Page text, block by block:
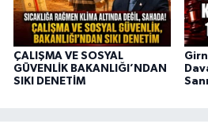
ÇALIŞMA VE SOSYAL
GÜVENLİK BAKANLIĞI’NDAN
SIKI DENETİM